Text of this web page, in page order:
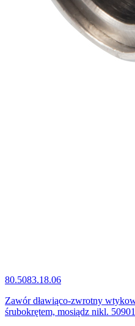
80.5083.18.06
Zawór dławiąco-zwrotny
śrubokrętem, mosiądz nikl.